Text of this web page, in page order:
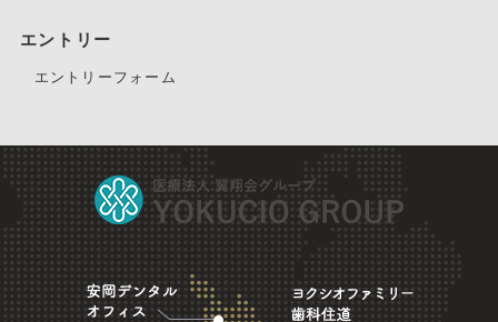
エントリー
エントリーフォーム